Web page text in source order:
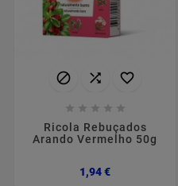
  
    
Ricola Rebuçados
Arando Vermelho 50g
1,94 €Preço